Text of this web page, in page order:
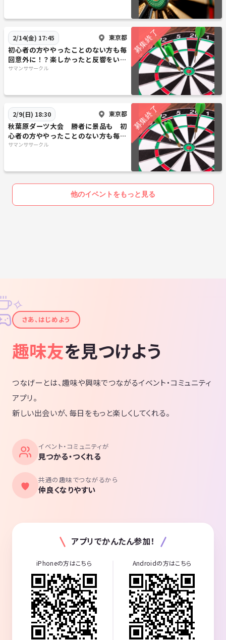
2/14(金) 17:45 東京都
初心者の方ややったことのない方も毎
回意外に！？楽しかったと反響をいた
だいております
サマンササークル
2/9(日) 18:30 東京都
秋葉原ダーツ大会 勝者に景品も 初
心者の方ややったことのない方も毎回
意外に！？楽しかったと反響をいただ
サマンササークル
他のイベントをもっと見る
✦
✧
さあ、はじめよう
趣味友を見つけよう
つなげーとは、趣味や興味でつながるイベント・コミュニティ
アプリ。
新しい出会いが、毎日をもっと楽しくしてくれる。
イベント・コミュニティが
見つかる・つくれる
共通の趣味でつながるから
仲良くなりやすい
アプリでかんたん参加！
iPhoneの方はこちら Androidの方はこちら